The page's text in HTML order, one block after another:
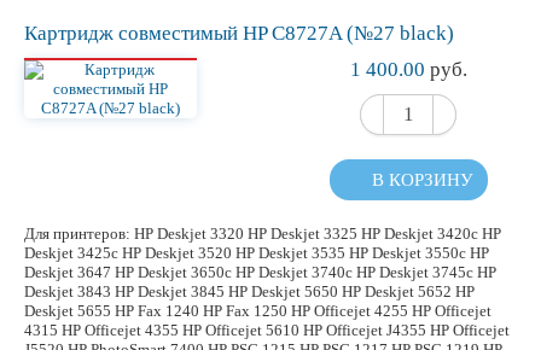
Картридж совместимый HP C8727A (№27 black)
1 400.00 руб.
В КОРЗИНУ
Для принтеров: HP Deskjet 3320 HP Deskjet 3325 HP Deskjet 3420c HP
Deskjet 3425c HP Deskjet 3520 HP Deskjet 3535 HP Deskjet 3550c HP
Deskjet 3647 HP Deskjet 3650c HP Deskjet 3740c HP Deskjet 3745c HP
Deskjet 3843 HP Deskjet 3845 HP Deskjet 5650 HP Deskjet 5652 HP
Deskjet 5655 HP Fax 1240 HP Fax 1250 HP Officejet 4255 HP Officejet
4315 HP Officejet 4355 HP Officejet 5610 HP Officejet J4355 HP Officejet